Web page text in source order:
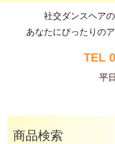
社交ダンスヘア
あなたにぴったりの
TEL
平
商品検索